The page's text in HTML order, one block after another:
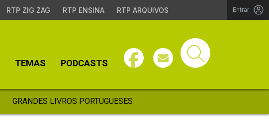
RTP ZIG ZAG RTP ENSINA RTP ARQUIVOS Entrar
TEMAS PODCASTS
GRANDES LIVROS PORTUGUESES